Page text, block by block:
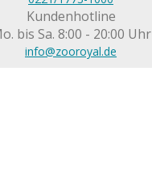
Kundenhotline
bis Sa. 8:00 - 20:00 Uhr
info@zooroyal.de